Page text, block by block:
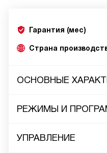
Гарантия (мес)
Страна
ОСНОВНЫЕ
РЕЖИМЫ И
УПРАВЛЕНИЕ